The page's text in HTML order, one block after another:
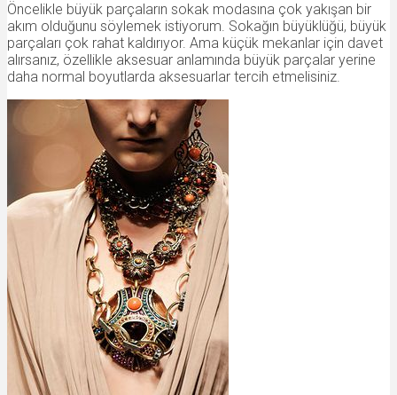
Öncelikle büyük parçaların sokak modasına çok yakışan bir
akım olduğunu söylemek istiyorum. Sokağın büyüklüğü, büyük
parçaları çok rahat kaldırıyor. Ama küçük mekanlar için davet
alırsanız, özellikle aksesuar anlamında büyük parçalar yerine
daha normal boyutlarda aksesuarlar tercih etmelisiniz.